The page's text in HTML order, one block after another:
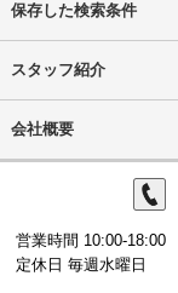
保存した検索条件
スタッフ紹介
会社概要
営業時間 10:00-18:00
定休日 毎週水曜日